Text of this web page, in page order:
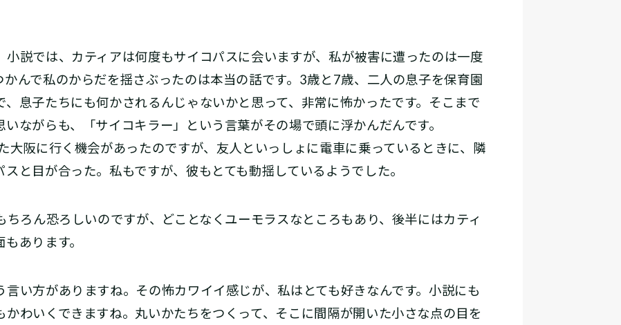
小説では、カティアは何度もサイコパスに会いますが、私が被害に遭ったのは一度
んで私のからだを揺さぶったのは本当の話です。3歳と7歳、二人の息子を保育園
息子たちにも何かされるんじゃないかと思って、非常に怖かったです。そこまで
ながらも、「サイコキラー」という言葉がその場で頭に浮かんだんです。
大阪に行く機会があったのですが、友人といっしょに電車に乗っているときに、隣
と目が合った。私もですが、彼もとても動揺しているようでした。
ちろん恐ろしいのですが、どことなくユーモラスなところもあり、後半にはカティ
あります。
言い方がありますね。その怖カワイイ感じが、私はとても好きなんです。小説にも
わいくできますね。丸いかたちをつくって、そこに間隔が開いた小さな点の目を